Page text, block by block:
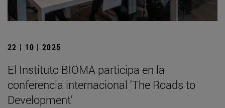
22 | 10 | 2025
El Instituto BIOMA participa en la
conferencia internacional 'The Roads to
Development'